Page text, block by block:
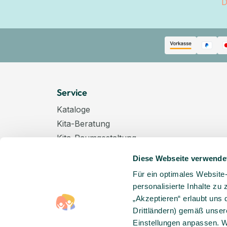
Diese Webseite
Für ein optimales
personalisierte Inhalte zu
„Akzeptieren“ erlaubt
Drittländern) gemäß
Einstellungen anpassen.
Service
Kataloge
Kita-Beratung
Kita-Raumgestaltung
Windelpauschale
Kindertagespflege
Hinweise zur Batterieentsorgung